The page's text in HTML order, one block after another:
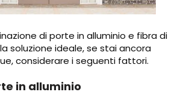
di porte in alluminio e fibra di
soluzione ideale, se stai ancora
considerare i seguenti fattori.
in alluminio